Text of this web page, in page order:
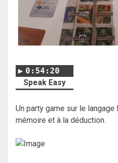
0:54:20
Speak Easy
Un party game sur le
mémoire et à la déduction.